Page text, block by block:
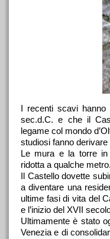
I recenti scavi hanno
sec.d.C. e che il
legame col mondo
studiosi fanno
Le mura e la torre in
ridotta a qualche metro.
Il Castello dovette
a diventare una
ultime fasi di vita del
e l’inizio del XVII
Ultimamente è stato
Venezia e di